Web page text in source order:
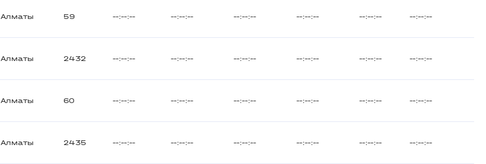
Алматы 59 --:--:-- --:--:-- --:--:-- --:--:-- --:--:-- --:--:--
Алматы 2432 --:--:-- --:--:-- --:--:-- --:--:-- --:--:-- --:--:--
Алматы 60 --:--:-- --:--:-- --:--:-- --:--:-- --:--:-- --:--:--
Алматы 2435 --:--:-- --:--:-- --:--:-- --:--:-- --:--:-- --:--:--